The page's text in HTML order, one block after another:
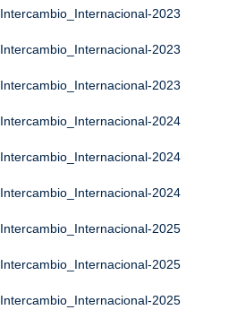
Intercambio_Internacional-2023
Intercambio_Internacional-2023
Intercambio_Internacional-2023
Intercambio_Internacional-2024
Intercambio_Internacional-2024
Intercambio_Internacional-2024
Intercambio_Internacional-2025
Intercambio_Internacional-2025
Intercambio_Internacional-2025